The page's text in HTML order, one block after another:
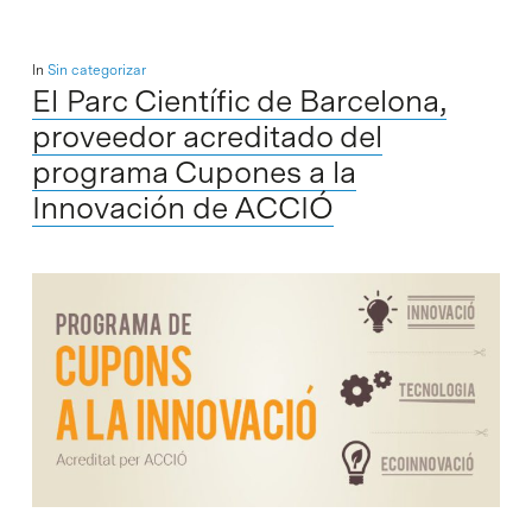
In Sin categorizar
El Parc Científic de Barcelona,
proveedor acreditado del
programa Cupones a la
Innovación de ACCIÓ